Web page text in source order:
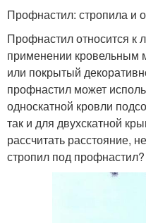
Профнастил: стропила и
Профнастил относится к
применении кровельным
или покрытый
профнастил может
односкатной кровли
так и для двухскатной
рассчитать расстояние,
стропил под профнастил?